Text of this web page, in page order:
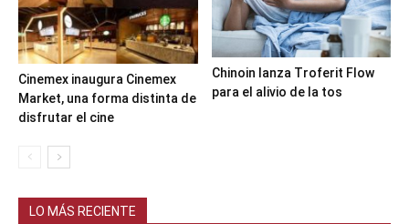
Cinemex inaugura Cinemex
Market, una forma distinta de
disfrutar el cine
Chinoin lanza Troferit Flow
para el alivio de la tos
LO MÁS RECIENTE